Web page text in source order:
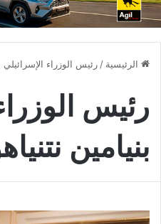
الرئيسية / رئيس الوزراء الإسرائيلي
رئيس
بنيامين